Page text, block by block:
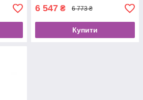
6 547 ₴ 6 773 ₴
Купити